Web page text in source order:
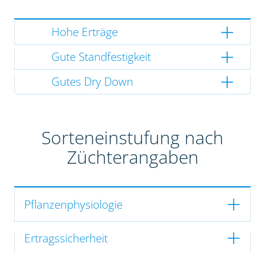
Hohe Erträge
Gute Standfestigkeit
Gutes Dry Down
Sorteneinstufung nach
Züchterangaben
Pflanzenphysiologie
Ertragssicherheit